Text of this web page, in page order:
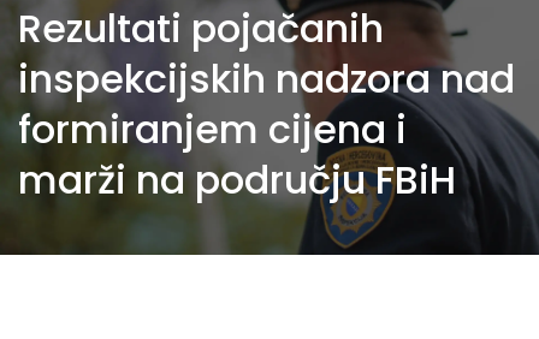
Rezultati pojačanih
inspekcijskih nadzora nad
formiranjem cijena i
marži na području FBiH